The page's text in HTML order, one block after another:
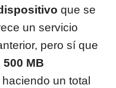
que se
un servicio
pero sí que
500 MB
haciendo un total